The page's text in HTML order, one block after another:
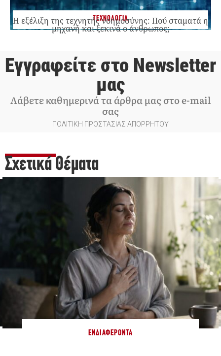
ΤΕΧΝΟΛΟΓΙΑ
Η εξέλιξη της τεχνητής νοημοσύνης: Πού σταματά η
μηχανή και ξεκινά ο άνθρωπος;
Εγγραφείτε στο Newsletter
μας
Λάβετε καθημερινά τα άρθρα μας στο e-mail
σας
ΠΟΛΙΤΙΚΗ ΠΡΟΣΤΑΣΙΑΣ ΑΠΟΡΡΗΤΟΥ
Σχετικά Θέματα
ΕΝΔΙΑΦΈΡΟΝΤΑ